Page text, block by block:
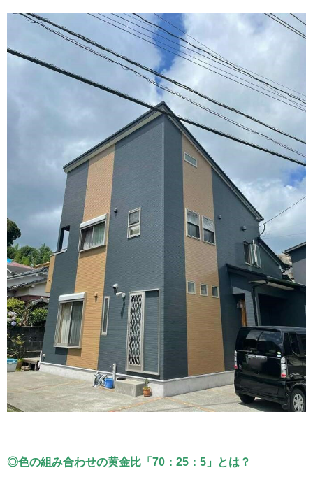
◎色の組み合わせの黄金比「70：25：5」とは？